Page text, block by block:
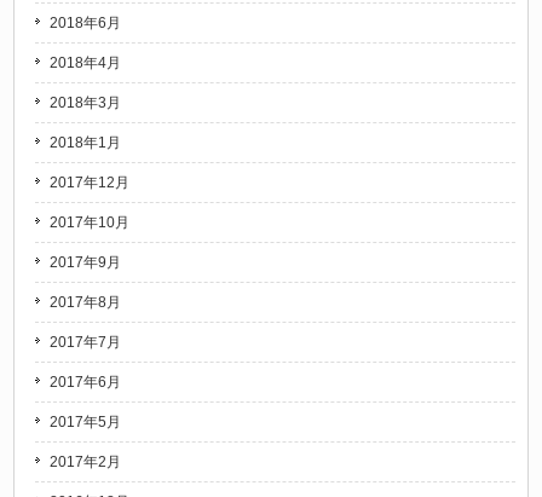
2018年6月
2018年4月
2018年3月
2018年1月
2017年12月
2017年10月
2017年9月
2017年8月
2017年7月
2017年6月
2017年5月
2017年2月